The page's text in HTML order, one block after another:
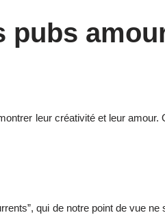
pubs
leur créativité et leur
qui de notre point de vue